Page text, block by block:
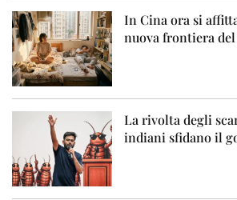
In Cina ora si
nuova frontiera
La rivolta degli
indiani sfidano il